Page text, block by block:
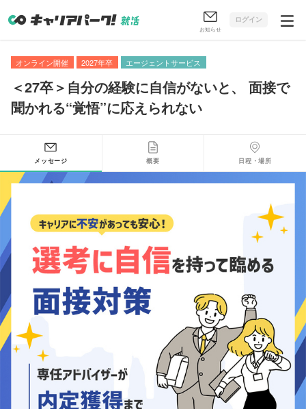
お知らせ
ログイン
オンライン開催 2027年卒 エージェントサービス
＜27卒＞自分の経験に自信がないと、
面接で
聞かれる“覚悟”に応えられない
メッセージ 概要 日程・場所